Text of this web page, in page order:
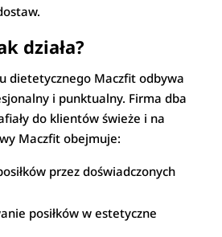
działa?
dietetycznego Maczfit odbywa
i punktualny. Firma dba
do klientów świeże i na
Maczfit obejmuje:
przez doświadczonych
posiłków w estetyczne